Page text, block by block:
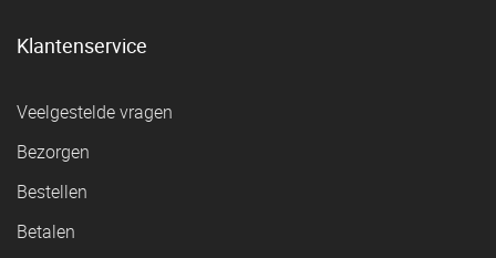
Klantenservice
Veelgestelde vragen
Bezorgen
Bestellen
Betalen